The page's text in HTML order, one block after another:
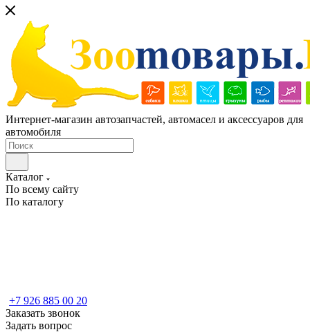
Интернет-магазин автозапчастей, автомасел и аксессуаров для
автомобиля
Каталог
По всему сайту
По каталогу
+7 926 885 00 20
Заказать звонок
Задать вопрос